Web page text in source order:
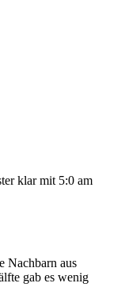
klar mit 5:0 am
Nachbarn aus
gab es wenig